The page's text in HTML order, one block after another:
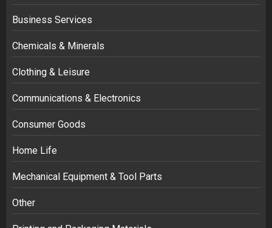
Business Services
Chemicals & Minerals
Clothing & Leisure
Communications & Electronics
Consumer Goods
Home Life
Mechanical Equipment & Tool Parts
Other